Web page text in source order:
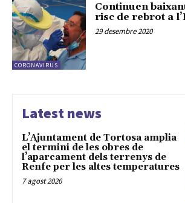
CORONAVIRUS
Continuen
risc de rebrot a
29 desembre 2020
Latest news
L’Ajuntament de Tortosa amplia
el termini de les obres de
l’aparcament dels terrenys de
Renfe per les altes temperatures
7 agost 2026